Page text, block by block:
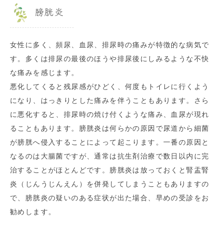
膀胱炎
女性に多く、頻尿、血尿、排尿時の痛みが特徴的な病気で
す。多くは排尿の最後のほうや排尿後にしみるような不快
な痛みを感じます。
悪化してくると残尿感がひどく、何度もトイレに行くよう
になり、はっきりとした痛みを伴うこともあります。さら
に悪化すると、排尿時の焼け付くような痛み、血尿が現れ
ることもあります。膀胱炎は何らかの原因で尿道から細菌
が膀胱へ侵入することによって起こります。一番の原因と
なるのは大腸菌ですが、通常は抗生剤治療で数日以内に完
治することがほとんどです。膀胱炎は放っておくと腎盂腎
炎（じんうじんえん）を併発してしまうこともありますの
で、膀胱炎の疑いのある症状が出た場合、早めの受診をお
勧めします。